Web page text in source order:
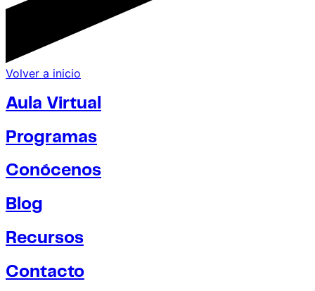
Volver a inicio
Aula Virtual
Programas
Conócenos
Blog
Recursos
Contacto